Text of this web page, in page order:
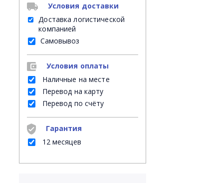
Условия доставки
Доставка логистической
компанией
Самовывоз
Условия оплаты
Наличные на месте
Перевод на карту
Перевод по счёту
Гарантия
12 месяцев